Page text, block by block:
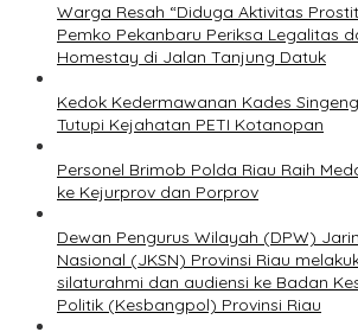
Warga Resah “Diduga Aktivitas
Pemko Pekanbaru Periksa Legalitas
Homestay di Jalan Tanjung Datuk
Kedok Kedermawanan Kades
Tutupi Kejahatan PETI Kotanopan
Personel Brimob Polda Riau Raih
ke Kejurprov dan Porprov
Dewan Pengurus Wilayah (DPW)
Nasional (JKSN) Provinsi Riau
silaturahmi dan audiensi ke Badan
Politik (Kesbangpol) Provinsi Riau